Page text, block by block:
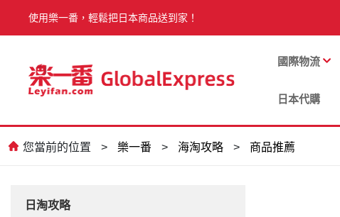
使用樂一番，輕鬆把日本商品送到家！
國際物流
日本代購
您當前的位置 > 樂一番 > 海淘攻略 > 商品推薦
日淘攻略